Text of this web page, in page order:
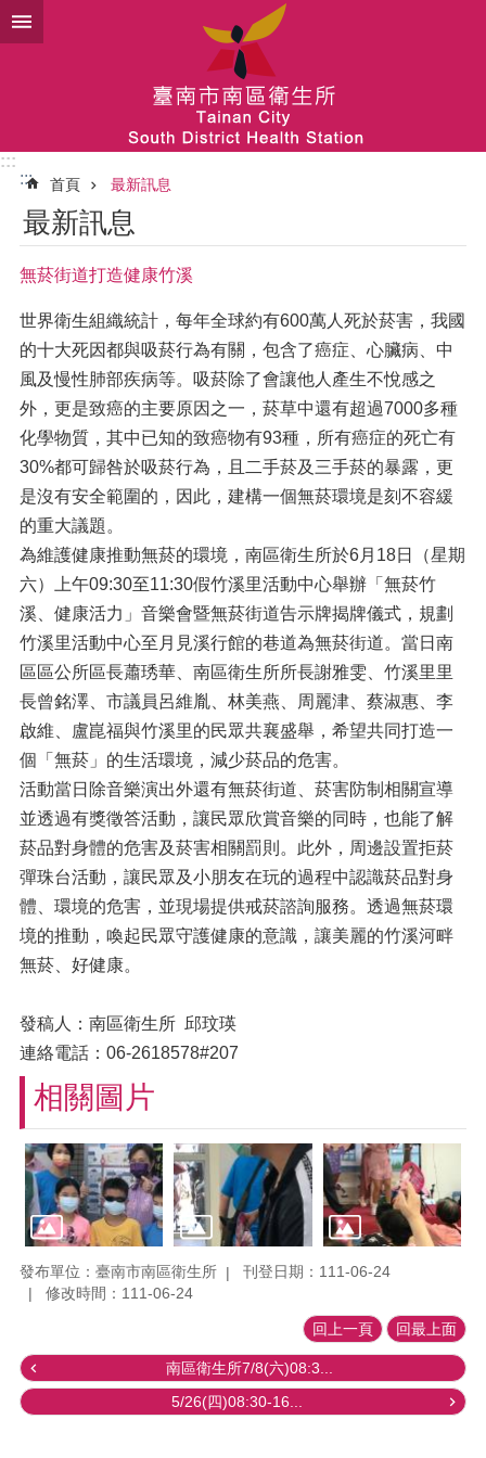
跳到主要內容區塊
:::
:::
首頁 最新訊息
最新訊息
無菸街道打造健康竹溪
世界衛生組織統計，每年全球約有600萬人死於菸害，我國
的十大死因都與吸菸行為有關，包含了癌症、心臟病、中
風及慢性肺部疾病等。吸菸除了會讓他人產生不悅感之
外，更是致癌的主要原因之一，菸草中還有超過7000多種
化學物質，其中已知的致癌物有93種，所有癌症的死亡有
30%都可歸咎於吸菸行為，且二手菸及三手菸的暴露，更
是沒有安全範圍的，因此，建構一個無菸環境是刻不容緩
的重大議題。
為維護健康推動無菸的環境，南區衛生所於6月18日（星期
六）上午09:30至11:30假竹溪里活動中心舉辦「無菸竹
溪、健康活力」音樂會暨無菸街道告示牌揭牌儀式，規劃
竹溪里活動中心至月見溪行館的巷道為無菸街道。當日南
區區公所區長蕭琇華、南區衛生所所長謝雅雯、竹溪里里
長曾銘澤、市議員呂維胤、林美燕、周麗津、蔡淑惠、李
啟維、盧崑福與竹溪里的民眾共襄盛舉，希望共同打造一
個「無菸」的生活環境，減少菸品的危害。
活動當日除音樂演出外還有無菸街道、菸害防制相關宣導
並透過有獎徵答活動，讓民眾欣賞音樂的同時，也能了解
菸品對身體的危害及菸害相關罰則。此外，周邊設置拒菸
彈珠台活動，讓民眾及小朋友在玩的過程中認識菸品對身
體、環境的危害，並現場提供戒菸諮詢服務。透過無菸環
境的推動，喚起民眾守護健康的意識，讓美麗的竹溪河畔
無菸、好健康。
發稿人：南區衛生所 邱玟瑛
連絡電話：06-2618578#207
相關圖片
發布單位：臺南市南區衛生所
刊登日期：111-06-24
修改時間：111-06-24
回上一頁 回最上面
南區衛生所7/8(六)08:3...
5/26(四)08:30-16...